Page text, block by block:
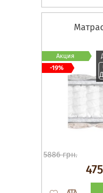
5886 грн.
Акция
-19%